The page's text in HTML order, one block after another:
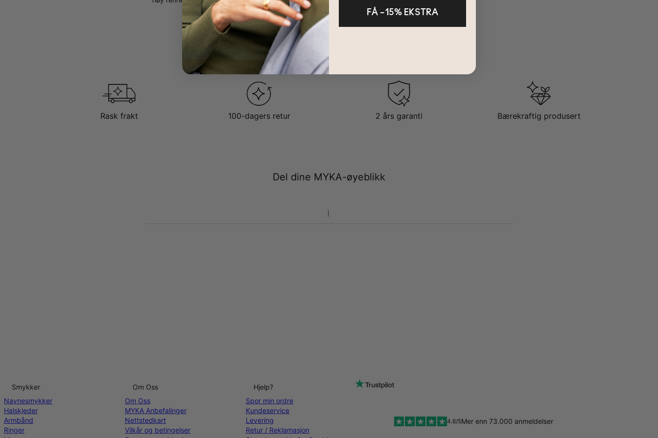
Rask frakt 100-dagers retur 2 års garanti Bærekraftig produsert
Del dine MYKA-øyeblikk
Smykker
Navnesmykker
Halskjeder
Armbånd
Ringer
Om Oss
Om Oss
MYKA Anbefalinger
Nettstedkart
Vilkår og betingelser
Hjelp?
Spor min ordre
Kundeservice
Levering
Retur / Reklamasjon
4.6/5Mer enn 73.000 anmeldelser
FÅ –15% EKSTRA